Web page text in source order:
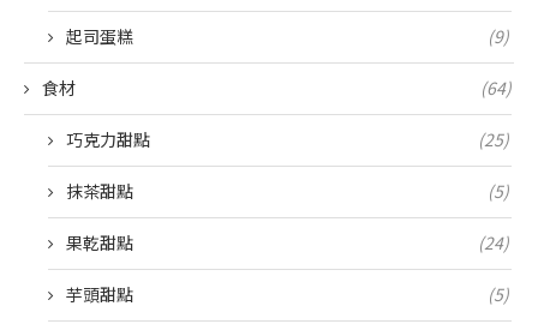
起司蛋糕 (9)
食材 (64)
巧克力甜點 (25)
抹茶甜點 (5)
果乾甜點 (24)
芋頭甜點 (5)